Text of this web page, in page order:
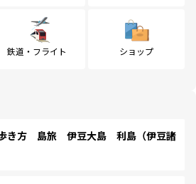
鉄道・フライト ショップ
き方 島旅 伊豆大島 利島（伊豆諸